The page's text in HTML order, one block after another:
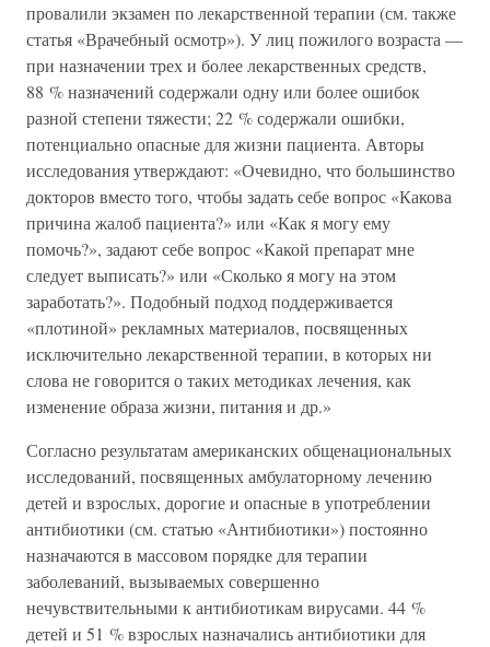
провалили экзамен по лекарственной терапии (см. также
статья «Врачебный осмотр»). У лиц пожилого возраста —
при назначении трех и более лекарственных средств,
88 % назначений содержали одну или более ошибок
разной степени тяжести; 22 % содержали ошибки,
потенциально опасные для жизни пациента. Авторы
исследования утверждают: «Очевидно, что большинство
докторов вместо того, чтобы задать себе вопрос «Какова
причина жалоб пациента?» или «Как я могу ему
помочь?», задают себе вопрос «Какой препарат мне
следует выписать?» или «Сколько я могу на этом
заработать?». Подобный подход поддерживается
«плотиной» рекламных материалов, посвященных
исключительно лекарственной терапии, в которых ни
слова не говорится о таких методиках лечения, как
изменение образа жизни, питания и др.»
Согласно результатам американских общенациональных
исследований, посвященных амбулаторному лечению
детей и взрослых, дорогие и опасные в употреблении
антибиотики (см. статью «Антибиотики») постоянно
назначаются в массовом порядке для терапии
заболеваний, вызываемых совершенно
нечувствительными к антибиотикам вирусами. 44 %
детей и 51 % взрослых назначались антибиотики для